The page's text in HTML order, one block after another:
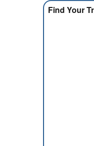
Find Your